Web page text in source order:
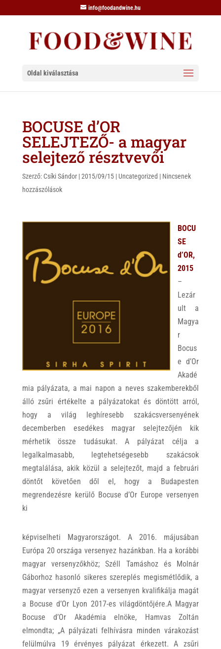
info@foodandwine.hu
Oldal kiválasztása
BOCUSE d’OR
SELEJTEZŐ- a magyar
selejtező résztvevői
Szerző: Csíki Sándor|2015/09/15| Uncategorized | Nincsenek
hozzászólások
BOCU
SE
d’OR,
2015
–
Lezár
ult a
Magya
r
Bocus
e d’Or
Akadé
mia pályázata, a mai napon a neves szakemberekből
álló zsűri értékelte a pályázatokat és döntött arról,
hogy a világ leghíresebb szakácsversenyének
decemberben esedékes magyar selejtezőjén kik
mérhetik össze tudásukat. A pályázat célja a
legalkalmasabb, legtehetségesebb szakácsok
megtalálása, akik közül a selejtezőt, majd a februári
döntőt követően dől el, hogy a Budapesten
megrendezésre kerülő Bocuse d’Or Europe versenyen
ki
képviselheti Magyarországot. A 2016. májusában
Európa 20 országa versenyez hazánkban. Ha a korábbi
magyar versenyzőkhöz; Széll Tamáshoz és Molnár
Gáborhoz hasonló sikeres szereplés megismétlődik, a
magyar versenyző ezen a versenyen kvalifikálja magát
a Bocuse d’Or Lyon 2017-es világdöntőjére.A Magyar
Bocuse d’Or Akadémia elnöke, Hamvas Zoltán
elmondta; „A pályázati felhívásra minden várakozást
felülmúlva 19 érvényes pályázat érkezett. A zsűri